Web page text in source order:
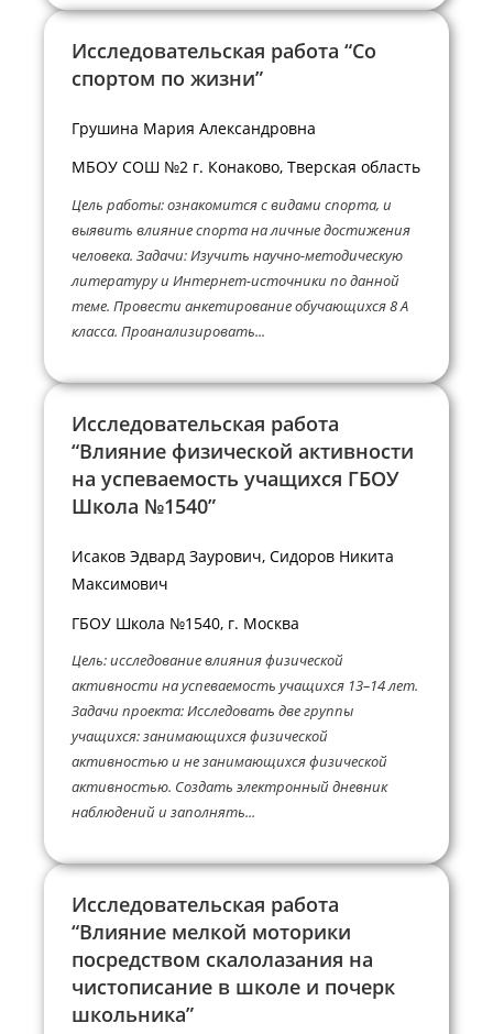
Исследовательская работа “Со
спортом по жизни”
Грушина Мария Александровна
МБОУ СОШ №2 г. Конаково, Тверская область
Цель работы: ознакомится с видами спорта, и
выявить влияние спорта на личные достижения
человека. Задачи: Изучить научно-методическую
литературу и Интернет-источники по данной
теме. Провести анкетирование обучающихся 8 А
класса. Проанализировать...
Исследовательская работа
“Влияние физической активности
на успеваемость учащихся ГБОУ
Школа №1540”
Исаков Эдвард Заурович, Сидоров Никита
Максимович
ГБОУ Школа №1540, г. Москва
Цель: исследование влияния физической
активности на успеваемость учащихся 13–14 лет.
Задачи проекта: Исследовать две группы
учащихся: занимающихся физической
активностью и не занимающихся физической
активностью. Создать электронный дневник
наблюдений и заполнять...
Исследовательская работа
“Влияние мелкой моторики
посредством скалолазания на
чистописание в школе и почерк
школьника”